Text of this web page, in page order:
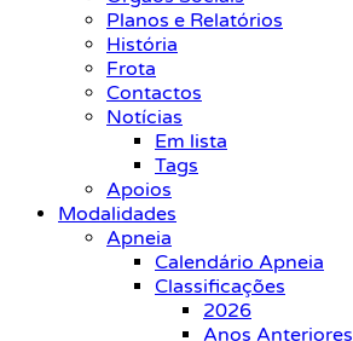
Planos e Relatórios
História
Frota
Contactos
Notícias
Em lista
Tags
Apoios
Modalidades
Apneia
Calendário Apneia
Classificações
2026
Anos Anteriores